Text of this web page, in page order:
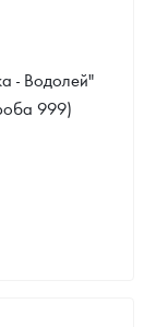
- Водолей"
999)